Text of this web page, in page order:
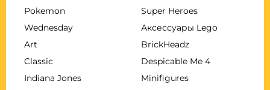
Pokemon
Super Heroes
Wednesday
Аксессуары Lego
Art
BrickHeadz
Classic
Despicable Me 4
Indiana Jones
Minifigures